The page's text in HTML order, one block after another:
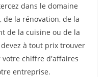
dans le domaine
la rénovation, de la
de la cuisine ou de la
à tout prix trouver
chiffre d'affaires
entreprise.